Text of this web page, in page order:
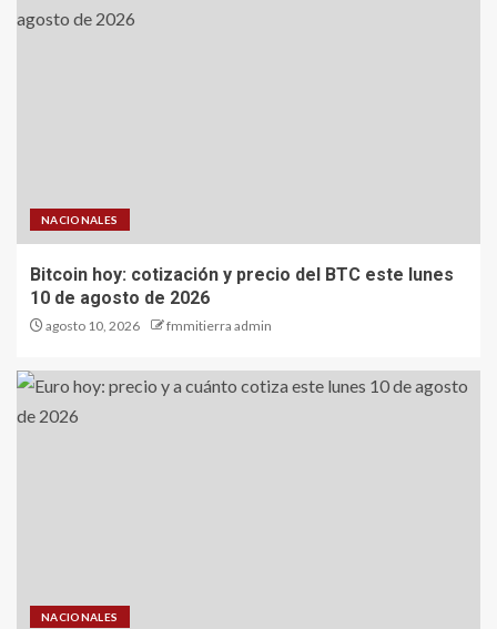
NACIONALES
Bitcoin hoy: cotización y precio del BTC este lunes
10 de agosto de 2026
agosto 10, 2026 fmmitierra admin
NACIONALES